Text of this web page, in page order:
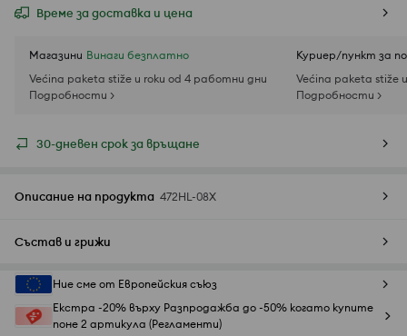
Време за доставка и цена
Магазини Винаги безплатно
Većina paketa stiže u roku od 4 работни дни
Подробности >
Куриер/пункт за
Većina paketa stiže
Подробности >
30-дневен срок за връщане
Описание на продукта 472HL-08X
Състав и грижи
Ние сме от Европейския съюз
Екстра -20% върху Разпродажба до -50% когато купите
поне 2 артикула (Регламенти)